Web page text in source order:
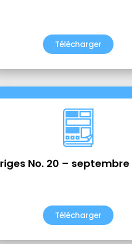
Télécharger
riges No. 20 – septembre
Télécharger